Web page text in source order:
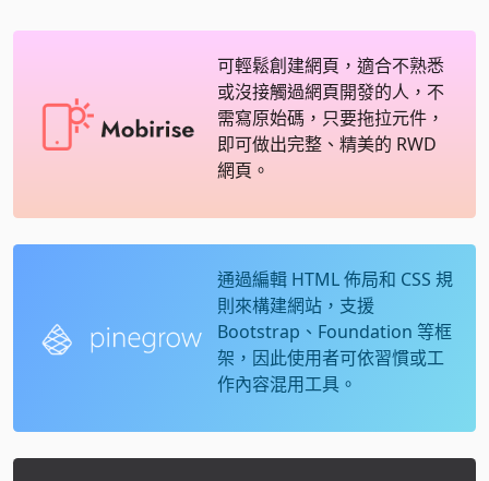
可輕鬆創建網頁，適合不熟悉
或沒接觸過網頁開發的人，不
需寫原始碼，只要拖拉元件，
即可做出完整、精美的 RWD
網頁。
通過編輯 HTML 佈局和 CSS 規
則來構建網站，支援
Bootstrap、Foundation 等框
架，因此使用者可依習慣或工
作內容混用工具。